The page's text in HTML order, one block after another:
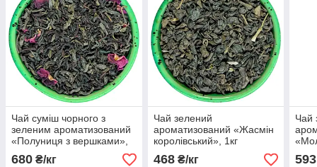
Чай суміш чорного з
зеленим ароматизований
«Полуниця з вершками»,
1кг
680 ₴/кг
Чай зелений
ароматизований «Жасмін
королівський», 1кг
468₴/кг
Чай
593